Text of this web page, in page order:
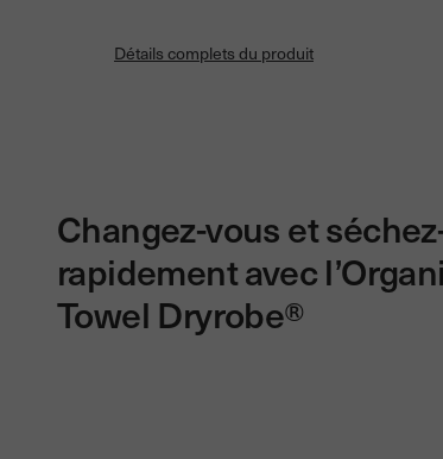
Détails complets du produit
Changez-vous et
rapidement avec
Towel Dryrobe®